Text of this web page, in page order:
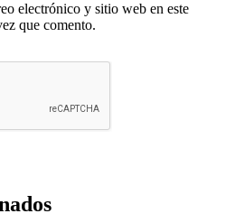
electrónico y sitio web en este
que comento.